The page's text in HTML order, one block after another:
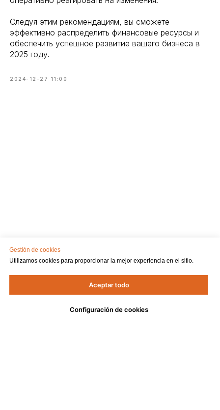
Следуя этим рекомендациям, вы сможете
эффективно распределить финансовые ресурсы и
обеспечить успешное развитие вашего бизнеса в
2025 году.
2024-12-27 11:00
Gestión de cookies
Utilizamos cookies para proporcionar la mejor experiencia en el sitio.
Aceptar todo
Configuración de cookies